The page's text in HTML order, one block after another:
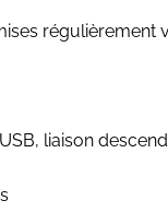
régulièrement
liaison